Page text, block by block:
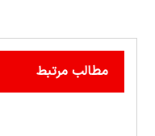
مطالب مرتبط